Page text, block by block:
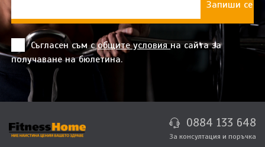
Съгласен съм собщите условияна сайта за
получаване на бюлетина.
0884 133 648
За консултация и поръчка